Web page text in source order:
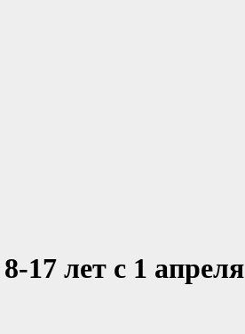
17 лет с 1 апреля